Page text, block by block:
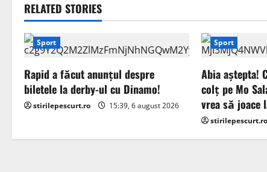
n
a
v
i
a
RELATED STORIES
Sport
Rapid a făcut anunțul despre
biletele la derby-ul cu Dinamo!
stirilepescurt.ro 15:39, 6 august 2026
Sport
Abia aștepta!
colț pe Mo
vrea să joace
stirilepescurt.ro